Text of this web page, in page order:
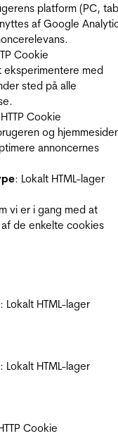
platform (PC,
af Google
Cookie
eksperimentere med
sted på alle
Cookie
og
annoncernes
: Lokalt HTML-lager
vi er i gang med at
de enkelte cookies
: Lokalt HTML-lager
: Lokalt HTML-lager
Cookie